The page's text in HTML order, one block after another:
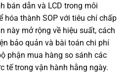
bán dẫn và LCD trong môi
hóa thành SOP với tiêu chí chấp
này mở rộng về hiệu suất, cách
bảo quản và bài toán chi phí
phận mua hàng so sánh các
tế trong vận hành hằng ngày.